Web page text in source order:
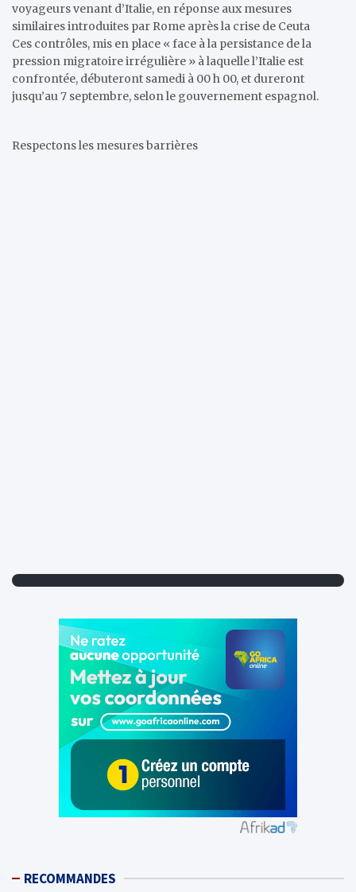
voyageurs venant d’Italie, en réponse aux mesures
similaires introduites par Rome après la crise de Ceuta
Ces contrôles, mis en place « face à la persistance de la
pression migratoire irrégulière » à laquelle l’Italie est
confrontée, débuteront samedi à 00 h 00, et dureront
jusqu’au 7 septembre, selon le gouvernement espagnol.
Respectons les mesures barrières
RECOMMANDES